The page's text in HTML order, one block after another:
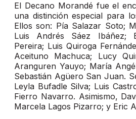
El Decano Morandé fue el
una distinción especial para
Ellos son: Pía Salazar Soto;
Luis Andrés Sáez Ibáñez;
Pereira; Luis Quiroga
Aceituno Machuca; Lucy
Aranguren Yauyo; María
Sebastián Agüero San Juan.
Leyla Bufadle Silva; Luis
Fierro Navarro. Asimismo,
Marcela Lagos Pizarro; y Eric